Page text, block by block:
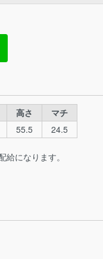
高さ
マチ
55.5 24.5
給になります。